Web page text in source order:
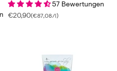
57 Bewertungen
Angebot
€20,90(€87,08/l)